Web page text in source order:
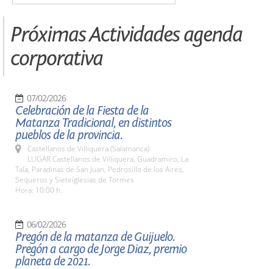
Próximas Actividades agenda
corporativa
07/02/2026
Celebración de la Fiesta de la
Matanza Tradicional, en distintos
pueblos de la provincia.
Castellanos de Villiquera (Salamanca)
LUGAR Castellanos de Villiquera, Guadramiro, La
Tala, Paradinas de San Juan, Pedrosillo de los Aires,
Sequeros y Sieteiglesias de Tormes
Hora: 10:00 h.
06/02/2026
Pregón de la matanza de Guijuelo.
Pregón a cargo de Jorge Diaz, premio
planeta de 2021.